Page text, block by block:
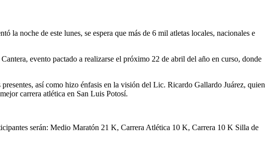
la noche de este lunes, se espera que más de 6 mil atletas locales, nacionales e
evento pactado a realizarse el próximo 22 de abril del año en curso, donde
así como hizo énfasis en la visión del Lic. Ricardo Gallardo Juárez, quien
carrera atlética en San Luis Potosí.
serán: Medio Maratón 21 K, Carrera Atlética 10 K, Carrera 10 K Silla de